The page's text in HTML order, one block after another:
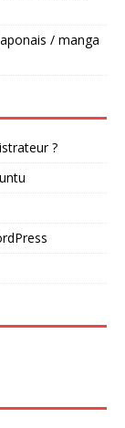
/ manga
?